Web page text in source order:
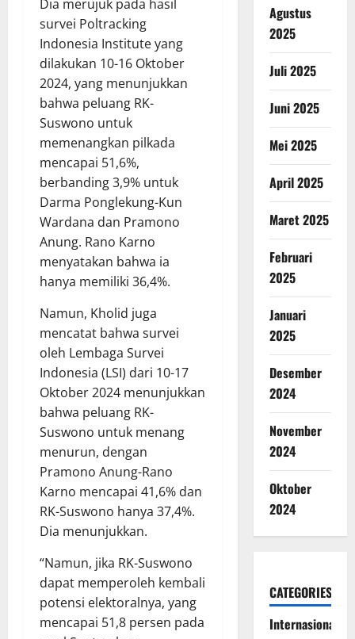
Dia merujuk pada hasil
survei Poltracking
Indonesia Institute yang
dilakukan 10-16 Oktober
2024, yang menunjukkan
bahwa peluang RK-
Suswono untuk
memenangkan pilkada
mencapai 51,6%,
berbanding 3,9% untuk
Darma Ponglekung-Kun
Wardana dan Pramono
Anung. Rano Karno
menyatakan bahwa ia
hanya memiliki 36,4%.
Namun, Kholid juga
mencatat bahwa survei
oleh Lembaga Survei
Indonesia (LSI) dari 10-17
Oktober 2024 menunjukkan
bahwa peluang RK-
Suswono untuk menang
menurun, dengan
Pramono Anung-Rano
Karno mencapai 41,6% dan
RK-Suswono hanya 37,4%.
Dia menunjukkan.
“Namun, jika RK-Suswono
dapat memperoleh kembali
potensi elektoralnya, yang
mencapai 51,8 persen pada
Agustus
2025
Juli 2025
Juni 2025
Mei 2025
April 2025
Maret 2025
Februari
2025
Januari
2025
Desember
2024
November
2024
Oktober
2024
CATEGORIES
Internasional